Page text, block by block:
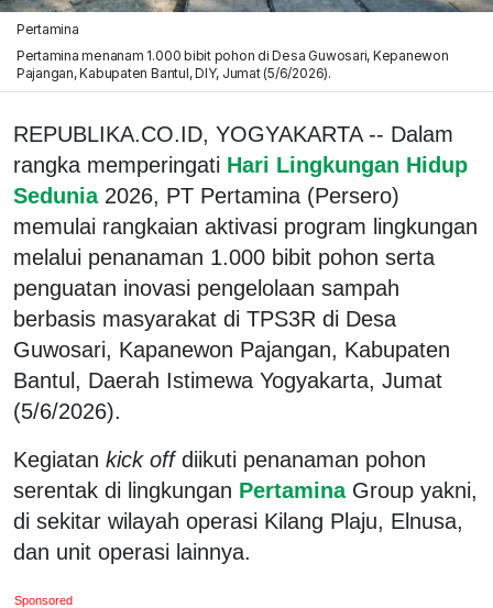
Pertamina
Pertamina menanam 1.000 bibit pohon di Desa Guwosari, Kepanewon
Pajangan, Kabupaten Bantul, DIY, Jumat (5/6/2026).
REPUBLIKA.CO.ID, YOGYAKARTA -- Dalam
rangka memperingati Hari Lingkungan Hidup
Sedunia 2026, PT Pertamina (Persero)
memulai rangkaian aktivasi program lingkungan
melalui penanaman 1.000 bibit pohon serta
penguatan inovasi pengelolaan sampah
berbasis masyarakat di TPS3R di Desa
Guwosari, Kapanewon Pajangan, Kabupaten
Bantul, Daerah Istimewa Yogyakarta, Jumat
(5/6/2026).
Kegiatan kick offdiikuti penanaman pohon
serentak di lingkungan Pertamina Group yakni,
di sekitar wilayah operasi Kilang Plaju, Elnusa,
dan unit operasi lainnya.
Sponsored